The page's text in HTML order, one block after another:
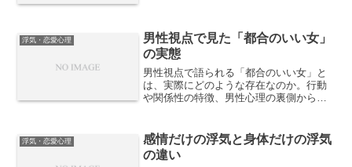
浮気・恋愛心理
男性視点で見た「都合のいい女」
の実態
男性視点で語られる「都合のいい女」と
は、実際にどのような存在なのか。行動
や関係性の特徴、男性心理の裏側から、
浮気・恋愛心理
感情だけの浮気と身体だけの浮気
の違い